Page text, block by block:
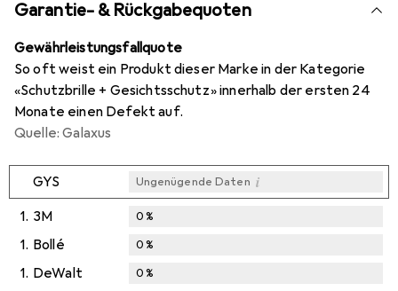
Garantie- & Rückgabequoten
Gewährleistungsfallquote
So oft weist ein Produkt dieser Marke in der Kategorie
«Schutzbrille + Gesichtsschutz» innerhalb der ersten 24
Monate einen Defekt auf.
Quelle: Galaxus
GYS Ungenügende Daten i
1. 3M 0%
1. Bollé 0%
1. DeWalt 0%